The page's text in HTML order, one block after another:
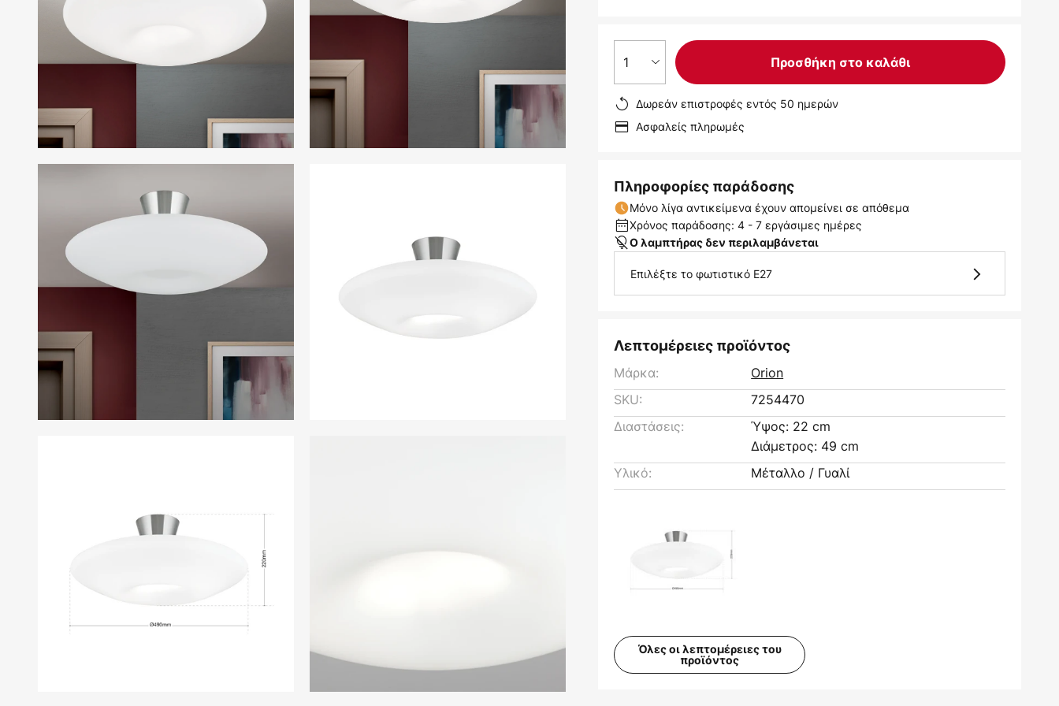
1 Προσθήκη στο καλάθι
Δωρεάν επιστροφές εντός 50 ημερών
Ασφαλείς πληρωμές
Πληροφορίες παράδοσης
Μόνο λίγα αντικείμενα έχουν απομείνει σε απόθεμα
Χρόνος παράδοσης: 4 - 7 εργάσιμες ημέρες
Ο λαμπτήρας δεν περιλαμβάνεται
Επιλέξτε το φωτιστικό E27
Λεπτομέρειες προϊόντος
Μάρκα:
Orion
SKU:
7254470
Διαστάσεις:
Ύψος: 22 cm
Διάμετρος: 49 cm
Υλικό:
Μέταλλο / Γυαλί
Όλες οι λεπτομέρειες του
προϊόντος